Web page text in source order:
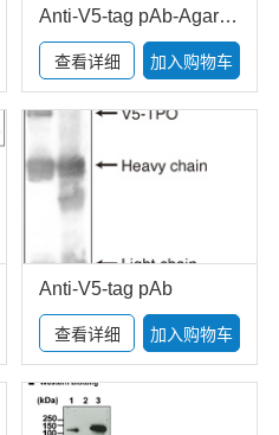
Anti-V5-tag pAb-Agarose
查看详细 加入购物车
Anti-V5-tag pAb
查看详细 加入购物车